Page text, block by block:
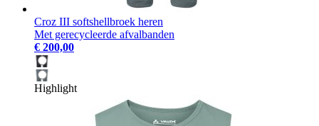
Croz III softshellbroek heren
Met gerecycleerde afvalbanden
€ 200,00
Highlight